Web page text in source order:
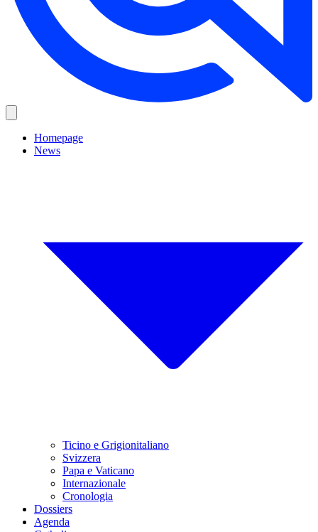
Homepage
News
Ticino e Grigionitaliano
Svizzera
Papa e Vaticano
Internazionale
Cronologia
Dossiers
Agenda